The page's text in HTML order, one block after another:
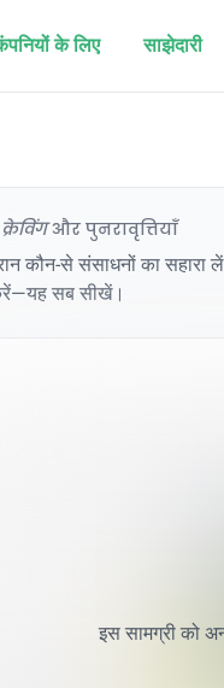
के लिए साझेदारी
क्रेविंगऔर पुनरावृत्तियाँ
कौन-से संसाधनों का
सब सीखें।
इस सामग्री को